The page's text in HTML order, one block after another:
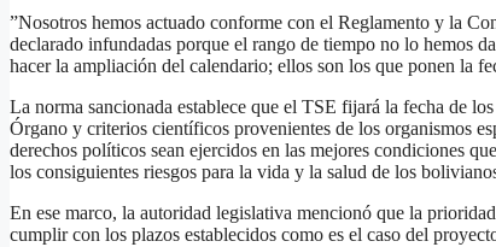
”Nosotros hemos actuado conforme con el Reglamento y la
declarado infundadas porque el rango de tiempo no lo hemos
hacer la ampliación del calendario; ellos son los que ponen la
La norma sancionada establece que el TSE fijará la fecha de
Órgano y criterios científicos provenientes de los organismos
derechos políticos sean ejercidos en las mejores condiciones
los consiguientes riesgos para la vida y la salud de los
En ese marco, la autoridad legislativa mencionó que la
cumplir con los plazos establecidos como es el caso del